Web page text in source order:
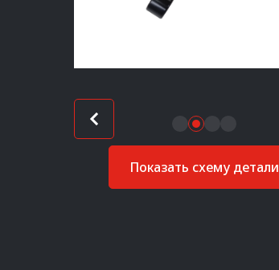
Показать схему детали